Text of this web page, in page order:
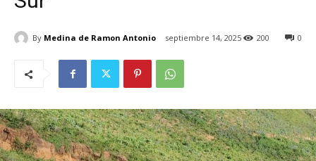
By Medina de Ramon Antonio septiembre 14, 2025 0
200